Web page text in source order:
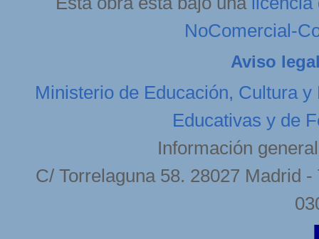
NoComercial-
Aviso
Ministerio de Educación, Cultura y
Educativas y de
Información
C/ Torrelaguna 58. 28027 Madrid